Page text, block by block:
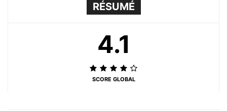
RÉSUMÉ
4.1
SCORE GLOBAL